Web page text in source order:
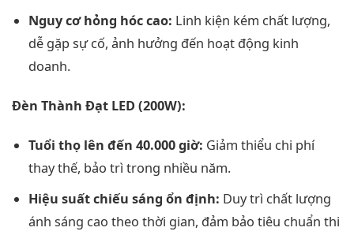
Nguy cơ hỏng hóc cao: Linh kiện kém chất lượng,
dễ gặp sự cố, ảnh hưởng đến hoạt động kinh
doanh.
Đèn Thành Đạt LED (200W):
Tuổi thọ lên đến 40.000 giờ: Giảm thiểu chi phí
thay thế, bảo trì trong nhiều năm.
Hiệu suất chiếu sáng ổn định: Duy trì chất lượng
ánh sáng cao theo thời gian, đảm bảo tiêu chuẩn thi